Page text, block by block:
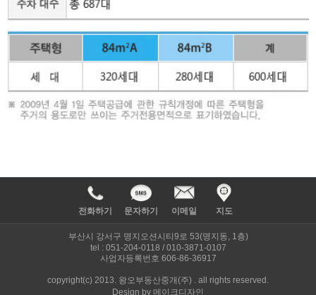
전화하기 문자하기 이메일 지도
부산시 강서구 명지오션시티9로 53(명지동, 1층)
tel : 051-204-0118 / 010-3871-0107
사업자등록번호 606-86-36917
copyright(c) 2013. 왕오부동산중개(주) . all rights reserved.
Design by 메이크디자인